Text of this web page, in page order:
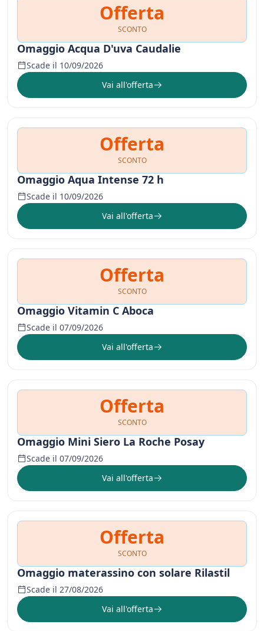
Offerta
SCONTO
Omaggio Acqua D'uva Caudalie
Scade il 10/09/2026
Vai all'offerta
Offerta
SCONTO
Omaggio Aqua Intense 72 h
Scade il 10/09/2026
Vai all'offerta
Offerta
SCONTO
Omaggio Vitamin C Aboca
Scade il 07/09/2026
Vai all'offerta
Offerta
SCONTO
Omaggio Mini Siero La Roche Posay
Scade il 07/09/2026
Vai all'offerta
Offerta
SCONTO
Omaggio materassino con solare Rilastil
Scade il 27/08/2026
Vai all'offerta